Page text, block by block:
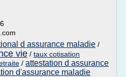
d assurance maladie /
vie / taux cotisation
/ attestation d assurance
d'assurance maladie